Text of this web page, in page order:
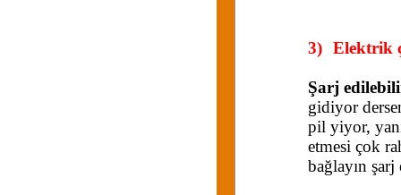
3) Elektrik
Şarj
gidiyor
pil yiyor,
etmesi çok
bağlayın şarj